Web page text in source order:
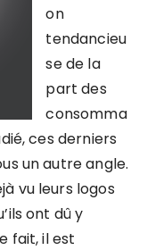
on
tendancieu
se de la
part des
consomma
ces derniers
un autre angle.
vu leurs logos
ont dû y
fait, il est